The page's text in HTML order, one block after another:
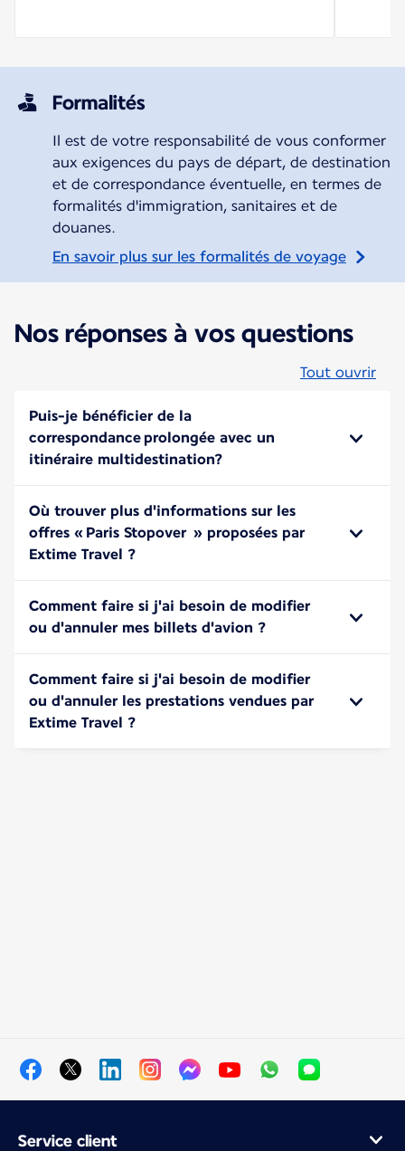
Formalités
Il est de votre responsabilité de vous conformer
aux exigences du pays de départ, de destination
et de correspondance éventuelle, en termes de
formalités d'immigration, sanitaires et de
douanes.
En savoir plus sur les formalités de voyage
Nos réponses à vos questions
Tout ouvrir
Puis-je bénéficier de la
correspondance prolongée avec un
itinéraire multidestination?
Où trouver plus d'informations sur les
offres « Paris Stopover » proposées par
Extime Travel ?
Comment faire si j'ai besoin de modifier
ou d'annuler mes billets d'avion ?
Comment faire si j'ai besoin de modifier
ou d'annuler les prestations vendues par
Extime Travel ?
Service client